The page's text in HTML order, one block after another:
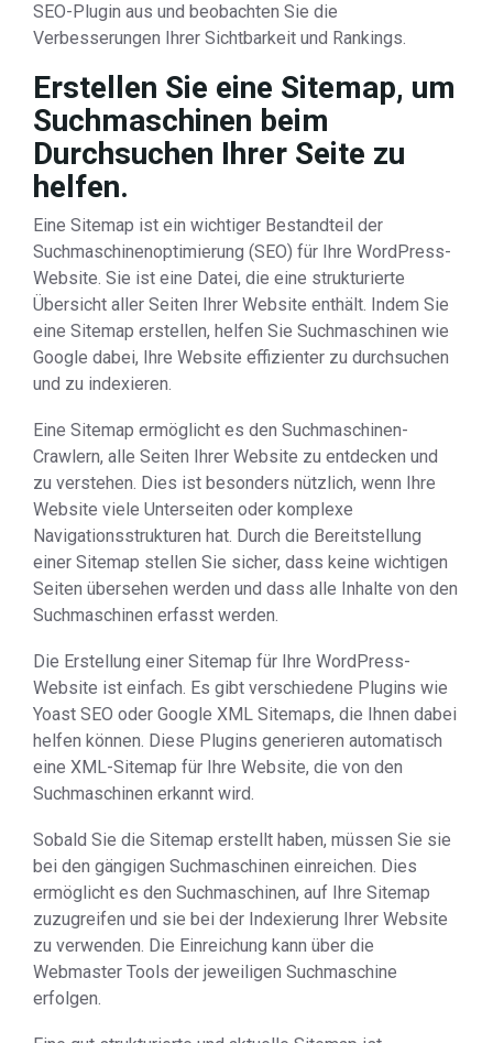
SEO-Plugin aus und beobachten Sie die
Verbesserungen Ihrer Sichtbarkeit und Rankings.
Erstellen Sie eine Sitemap, um
Suchmaschinen beim
Durchsuchen Ihrer Seite zu
helfen.
Eine Sitemap ist ein wichtiger Bestandteil der
Suchmaschinenoptimierung (SEO) für Ihre WordPress-
Website. Sie ist eine Datei, die eine strukturierte
Übersicht aller Seiten Ihrer Website enthält. Indem Sie
eine Sitemap erstellen, helfen Sie Suchmaschinen wie
Google dabei, Ihre Website effizienter zu durchsuchen
und zu indexieren.
Eine Sitemap ermöglicht es den Suchmaschinen-
Crawlern, alle Seiten Ihrer Website zu entdecken und
zu verstehen. Dies ist besonders nützlich, wenn Ihre
Website viele Unterseiten oder komplexe
Navigationsstrukturen hat. Durch die Bereitstellung
einer Sitemap stellen Sie sicher, dass keine wichtigen
Seiten übersehen werden und dass alle Inhalte von den
Suchmaschinen erfasst werden.
Die Erstellung einer Sitemap für Ihre WordPress-
Website ist einfach. Es gibt verschiedene Plugins wie
Yoast SEO oder Google XML Sitemaps, die Ihnen dabei
helfen können. Diese Plugins generieren automatisch
eine XML-Sitemap für Ihre Website, die von den
Suchmaschinen erkannt wird.
Sobald Sie die Sitemap erstellt haben, müssen Sie sie
bei den gängigen Suchmaschinen einreichen. Dies
ermöglicht es den Suchmaschinen, auf Ihre Sitemap
zuzugreifen und sie bei der Indexierung Ihrer Website
zu verwenden. Die Einreichung kann über die
Webmaster Tools der jeweiligen Suchmaschine
erfolgen.